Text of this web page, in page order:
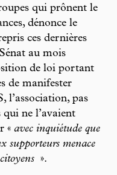
qui prônent le
dénonce le
ces dernières
au mois
de loi portant
de manifester
l’association, pas
ne l’avaient
« avec inquiétude que
supporteurs menace
».